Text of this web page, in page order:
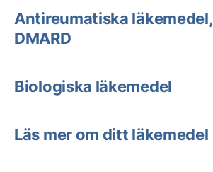
Antireumatiska läkemedel,
DMARD
Biologiska läkemedel
Läs mer om ditt läkemedel